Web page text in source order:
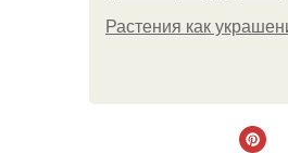
Растения как